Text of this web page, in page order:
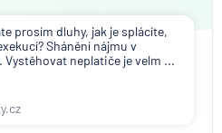
prosím dluhy, jak je splácíte,
Shánění nájmu v
neplatiče je velm ...